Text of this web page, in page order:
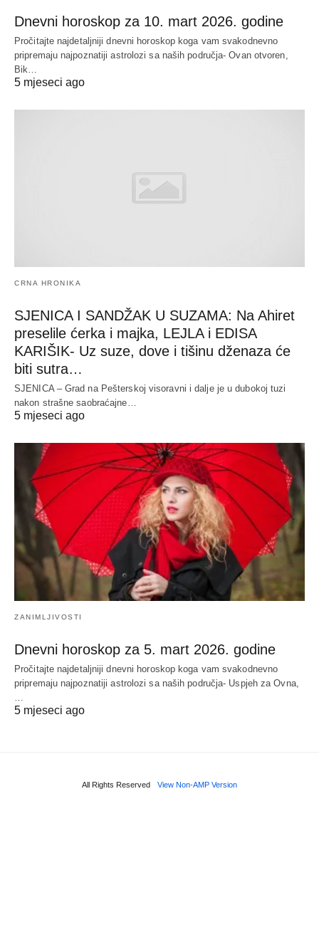
Dnevni horoskop za 10. mart 2026. godine
Pročitajte najdetaljniji dnevni horoskop koga vam svakodnevno
pripremaju najpoznatiji astrolozi sa naših područja- Ovan otvoren,
Bik…
5 mjeseci ago
CRNA HRONIKA
SJENICA I SANDŽAK U SUZAMA: Na Ahiret
preselile ćerka i majka, LEJLA i EDISA
KARIŠIK- Uz suze, dove i tišinu dženaza će
biti sutra…
SJENICA – Grad na Pešterskoj visoravni i dalje je u dubokoj tuzi
nakon strašne saobraćajne…
5 mjeseci ago
ZANIMLJIVOSTI
Dnevni horoskop za 5. mart 2026. godine
Pročitajte najdetaljniji dnevni horoskop koga vam svakodnevno
pripremaju najpoznatiji astrolozi sa naših područja- Uspjeh za Ovna,
…
5 mjeseci ago
All Rights Reserved View Non-AMP Version